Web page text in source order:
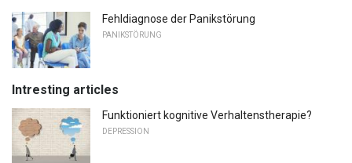
Fehldiagnose der Panikstörung
PANIKSTÖRUNG
Intresting articles
Funktioniert kognitive Verhaltenstherapie?
DEPRESSION